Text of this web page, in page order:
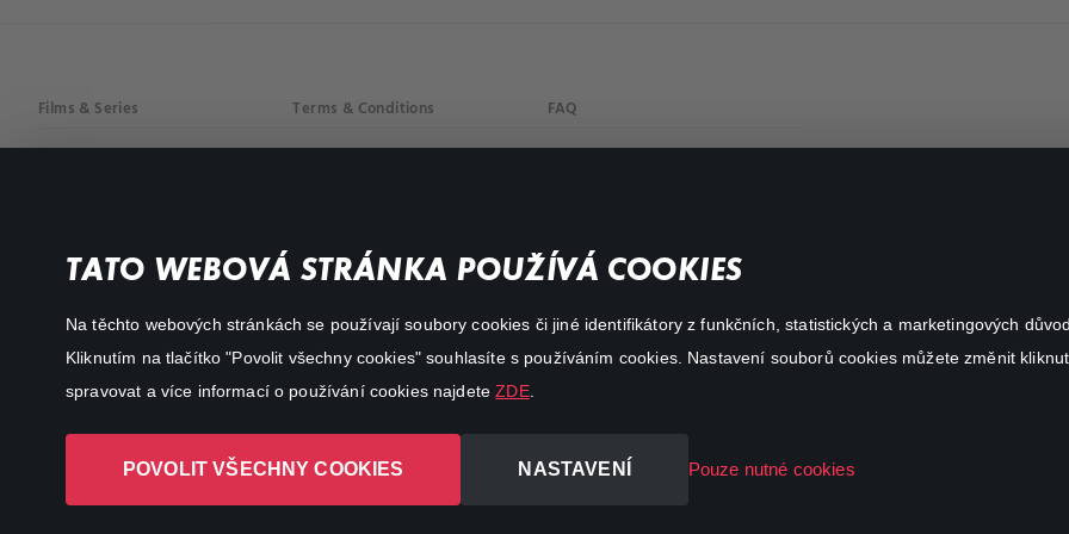
TATO WEBOVÁ STRÁNKA POUŽÍVÁ COOKIES
Na těchto webových stránkách se používají soubory cookies či jiné identifikátory z funkčních, statistických a marketingových
Kliknutím na tlačítko "Povolit všechny cookies" souhlasíte s používáním cookies. Nastavení souborů cookies můžete změnit
spravovat a více informací o používání cookies najdeteZDE.
POVOLIT VŠECHNY COOKIES NASTAVENÍ Pouze nutné cookies
Films & Series
Action
Terms & Conditions FAQ